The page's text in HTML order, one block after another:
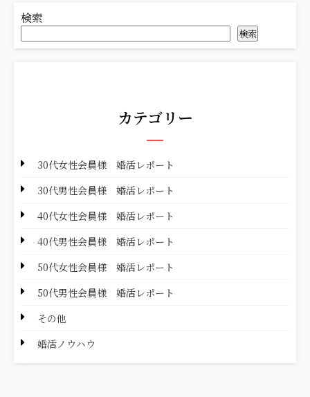
検索
検索
カテゴリー
30代女性会員様 婚活レポート
30代男性会員様 婚活レポート
40代女性会員様 婚活レポート
40代男性会員様 婚活レポート
50代女性会員様 婚活レポート
50代男性会員様 婚活レポート
その他
婚活ノウハウ